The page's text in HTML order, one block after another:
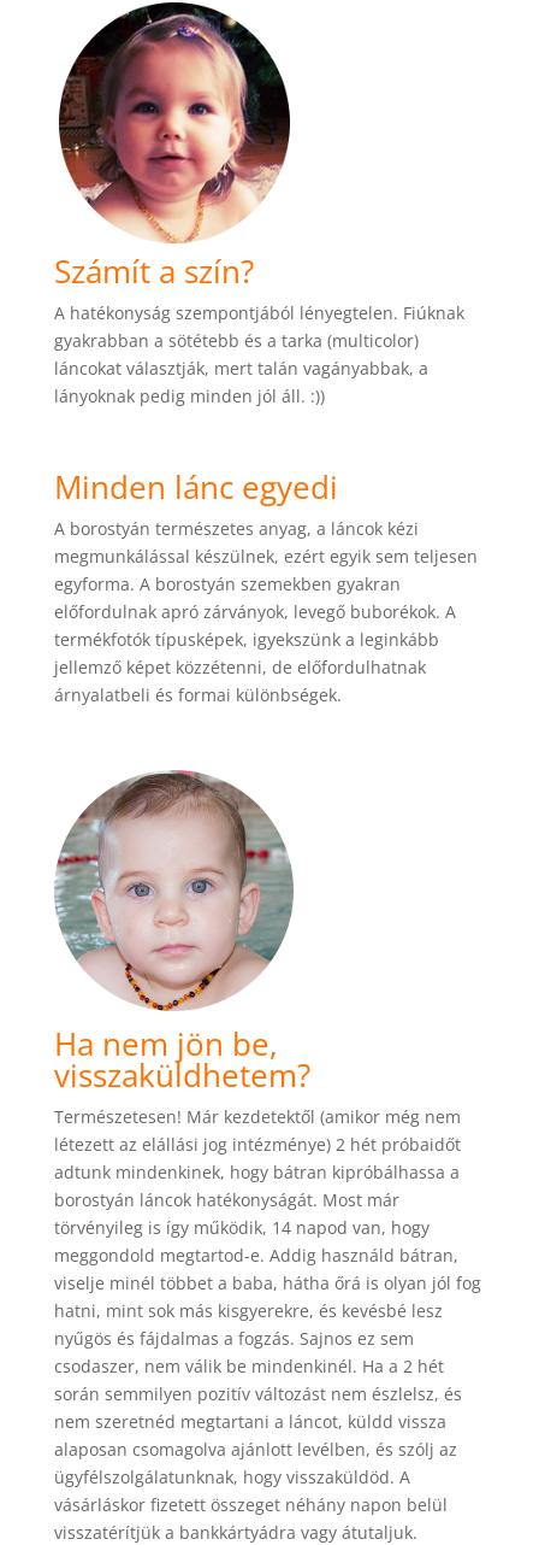
Számít a szín?
A hatékonyság szempontjából lényegtelen. Fiúknak
gyakrabban a sötétebb és a tarka (multicolor)
láncokat választják, mert talán vagányabbak, a
lányoknak pedig minden jól áll. :))
Minden lánc egyedi
A borostyán természetes anyag, a láncok kézi
megmunkálással készülnek, ezért egyik sem teljesen
egyforma. A borostyán szemekben gyakran
előfordulnak apró zárványok, levegő buborékok. A
termékfotók típusképek, igyekszünk a leginkább
jellemző képet közzétenni, de előfordulhatnak
árnyalatbeli és formai különbségek.
Ha nem jön be,
visszaküldhetem?
Természetesen! Már kezdetektől (amikor még nem
létezett az elállási jog intézménye) 2 hét próbaidőt
adtunk mindenkinek, hogy bátran kipróbálhassa a
borostyán láncok hatékonyságát. Most már
törvényileg is így működik, 14 napod van, hogy
meggondold megtartod-e. Addig használd bátran,
viselje minél többet a baba, hátha őrá is olyan jól fog
hatni, mint sok más kisgyerekre, és kevésbé lesz
nyűgös és fájdalmas a fogzás. Sajnos ez sem
csodaszer, nem válik be mindenkinél. Ha a 2 hét
során semmilyen pozitív változást nem észlelsz, és
nem szeretnéd megtartani a láncot, küldd vissza
alaposan csomagolva ajánlott levélben, és szólj az
ügyfélszolgálatunknak, hogy visszaküldöd. A
vásárláskor fizetett összeget néhány napon belül
visszatérítjük a bankkártyádra vagy átutaljuk.